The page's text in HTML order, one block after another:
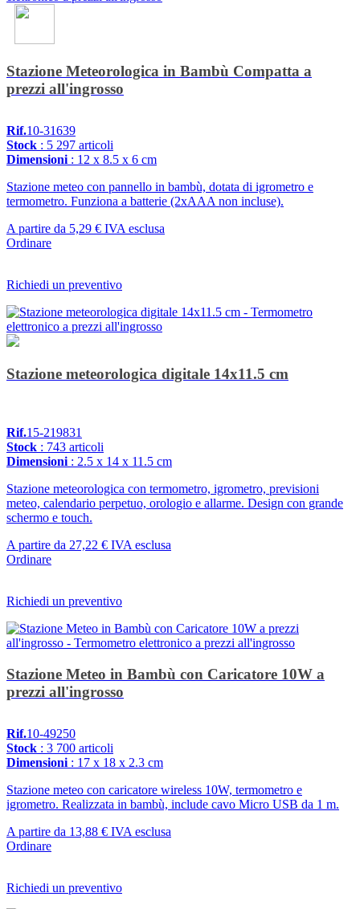
Stazione Meteorologica in Bambù Compatta a
prezzi all'ingrosso
Rif.10-31639
Stock : 5 297 articoli
Dimensioni : 12 x 8.5 x 6 cm
Stazione meteo con pannello in bambù, dotata di igrometro e
termometro. Funziona a batterie (2xAAA non incluse).
A partire da 5,29 € IVA esclusa
Ordinare
Richiedi un preventivo
Stazione meteorologica digitale 14x11.5 cm
Rif.15-219831
Stock : 743 articoli
Dimensioni : 2.5 x 14 x 11.5 cm
Stazione meteorologica con termometro, igrometro, previsioni
meteo, calendario perpetuo, orologio e allarme. Design con grande
schermo e touch.
A partire da 27,22 € IVA esclusa
Ordinare
Richiedi un preventivo
Stazione Meteo in Bambù con Caricatore 10W a
prezzi all'ingrosso
Rif.10-49250
Stock : 3 700 articoli
Dimensioni : 17 x 18 x 2.3 cm
Stazione meteo con caricatore wireless 10W, termometro e
igrometro. Realizzata in bambù, include cavo Micro USB da 1 m.
A partire da 13,88 € IVA esclusa
Ordinare
Richiedi un preventivo